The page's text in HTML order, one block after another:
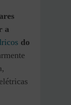
a
do